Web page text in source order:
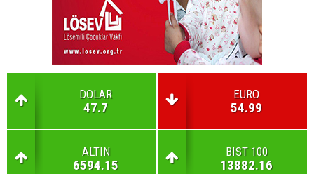
DOLAR
47.7
EURO
54.99
ALTIN
6594.15
BIST 100
13882.16